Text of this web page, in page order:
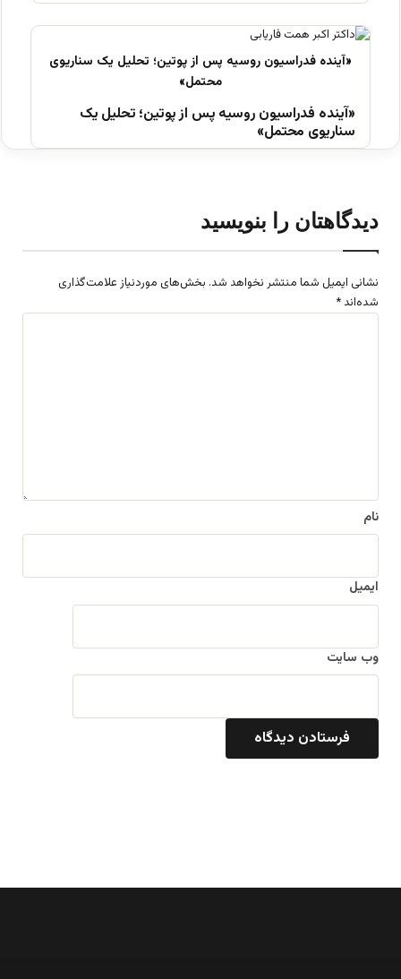
«آینده فدراسیون روسیه پس از پوتین؛ تحلیل یک
سناریوی محتمل»
دیدگاهتان را بنویسید
نشانی ایمیل شما منتشر نخواهد شد. بخش‌های موردنیاز علامت‌گذاری
شده‌اند *
نام
ایمیل
وب‌ سایت